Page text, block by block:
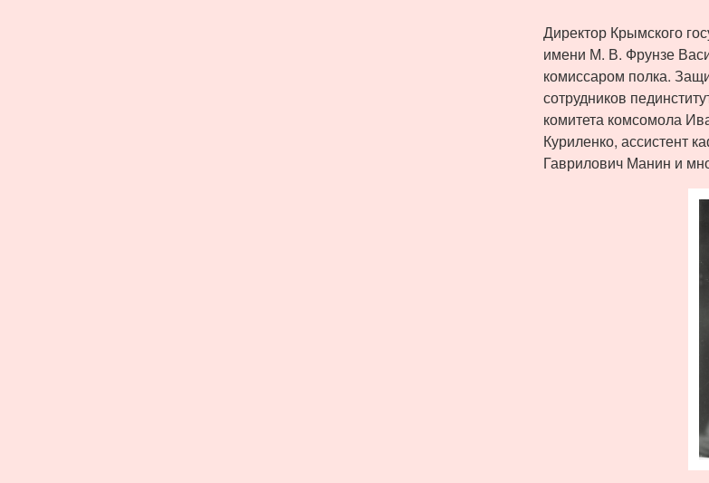
Директор Крымского
имени М. В. Фрунзе
комиссаром полка.
сотрудников
комитета комсомола
Куриленко, ассистент
Гаврилович Манин и